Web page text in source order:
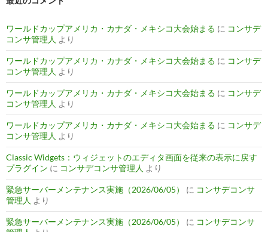
ワールドカップアメリカ・カナダ・メキシコ大会始まる に コンサデ
コンサ管理人 より
ワールドカップアメリカ・カナダ・メキシコ大会始まる に コンサデ
コンサ管理人 より
ワールドカップアメリカ・カナダ・メキシコ大会始まる に コンサデ
コンサ管理人 より
ワールドカップアメリカ・カナダ・メキシコ大会始まる に コンサデ
コンサ管理人 より
Classic Widgets：ウィジェットのエディタ画面を従来の表示に戻す
プラグイン に コンサデコンサ管理人 より
緊急サーバーメンテナンス実施（2026/06/05） に コンサデコンサ
管理人 より
緊急サーバーメンテナンス実施（2026/06/05） に コンサデコンサ